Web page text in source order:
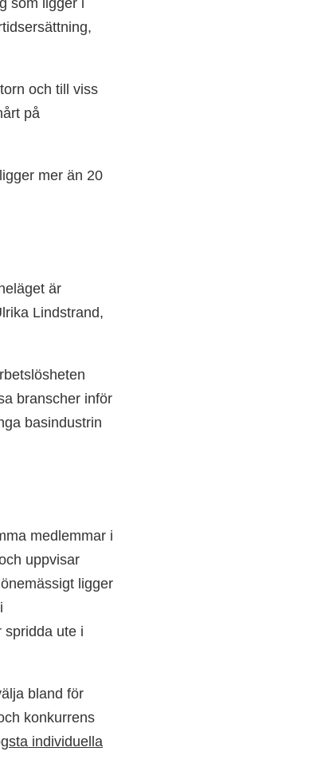
och till viss
på
mer än 20
är
Lindstrand,
branscher inför
basindustrin
medlemmar i
uppvisar
ligger
spridda ute i
bland för
konkurrens
individuella